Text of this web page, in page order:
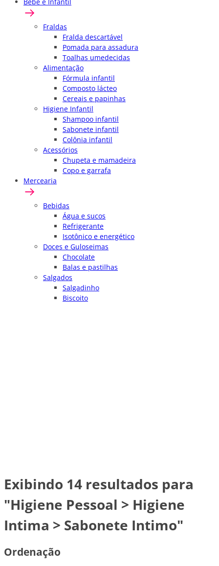
Fraldas
Fralda descartável
Pomada para assadura
Toalhas umedecidas
Alimentação
Fórmula infantil
Composto lácteo
Cereais e papinhas
Higiene Infantil
Shampoo infantil
Sabonete infantil
Colônia infantil
Acessórios
Chupeta e mamadeira
Copo e garrafa
Mercearia
Bebidas
Água e sucos
Refrigerante
Isotônico e energético
Doces e Guloseimas
Chocolate
Balas e pastilhas
Salgados
Salgadinho
Biscoito
Exibindo 14 resultados para
"Higiene Pessoal > Higiene
Intima > Sabonete Intimo"
Ordenação